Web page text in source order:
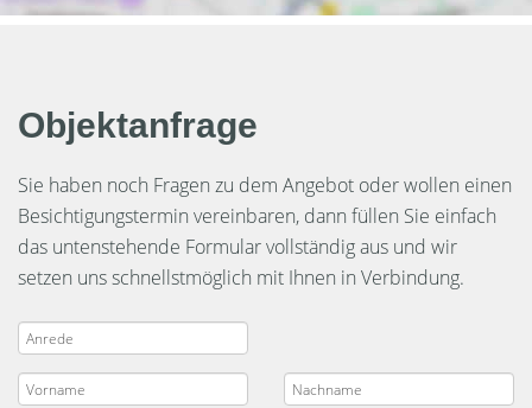
Objektanfrage
Sie haben noch Fragen zu dem Angebot oder wollen einen
Besichtigungstermin vereinbaren, dann füllen Sie einfach
das untenstehende Formular vollständig aus und wir
setzen uns schnellstmöglich mit Ihnen in Verbindung.